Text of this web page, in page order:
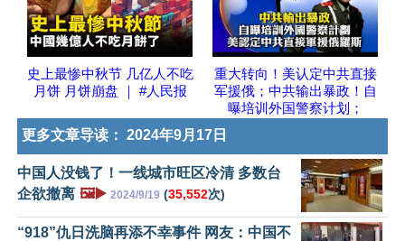
史上最惨中秋节 几亿人不吃
月饼 月饼崩盘 ｜ #人民报
重大转向！美认定中共直接
军援俄；中共输出暴政！自
曝培训外国警察计划；
更多文章导读： 2024年9月17日
中国人没钱了！一线城市旺区冷清 多数台
企欲撤离 🖼️▶️ 2024/9/19 (35,552次)
“918”仇日洗脑再添不幸事件 网友：中国不